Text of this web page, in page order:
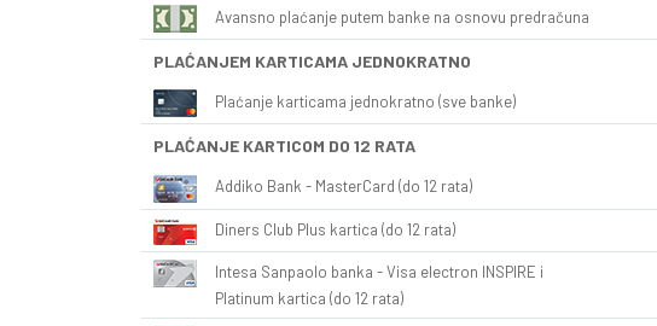
Avansno plaćanje putem banke na osnovu predračuna
PLAĆANJEM KARTICAMA JEDNOKRATNO
Plaćanje karticama jednokratno (sve banke)
PLAĆANJE KARTICOM DO 12 RATA
Addiko Bank - MasterCard (do 12 rata)
Diners Club Plus kartica (do 12 rata)
Intesa Sanpaolo banka - Visa electron INSPIRE i
Platinum kartica (do 12 rata)